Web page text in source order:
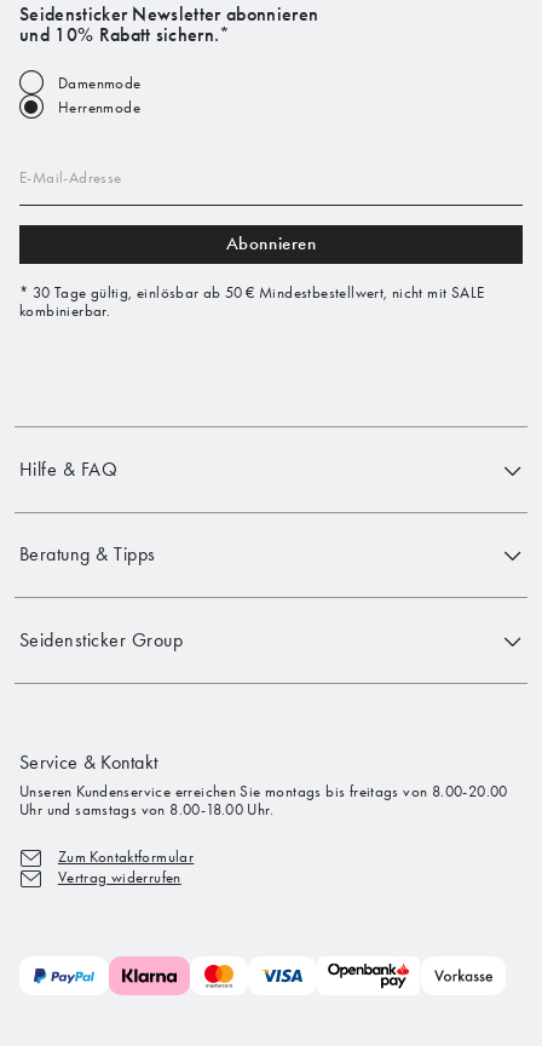
Seidensticker Newsletter abonnieren
und 10% Rabatt sichern.*
Damenmode
Herrenmode
E-Mail-Adresse
Abonnieren
* 30 Tage gültig, einlösbar ab 50 € Mindestbestellwert, nicht mit SALE
kombinierbar.
Hilfe & FAQ
Beratung & Tipps
Seidensticker Group
Service & Kontakt
Unseren Kundenservice erreichen Sie montags bis freitags von 8.00-20.00
Uhr und samstags von 8.00-18.00 Uhr.
Zum Kontaktformular
Vertrag widerrufen